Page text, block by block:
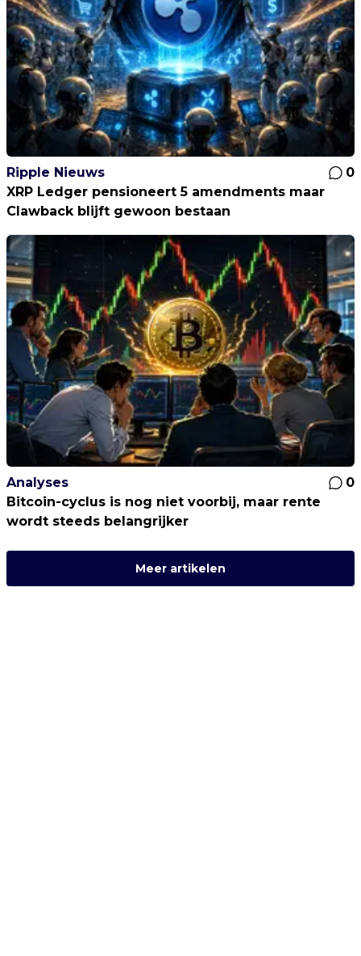
Ripple Nieuws
0
XRP Ledger pensioneert 5 amendments maar
Clawback blijft gewoon bestaan
Analyses
0
Bitcoin-cyclus is nog niet voorbij, maar rente
wordt steeds belangrijker
Meer artikelen